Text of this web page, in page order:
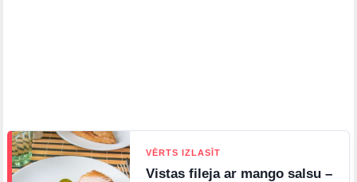
VĒRTS IZLASĪT
Vistas fileja ar mango salsu –